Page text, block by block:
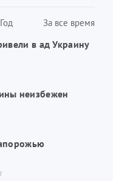
Год За все время
в ад Украину
неизбежен